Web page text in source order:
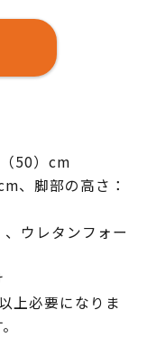
50）cm
、脚部の高さ：
ウレタンフォー
上必要になりま